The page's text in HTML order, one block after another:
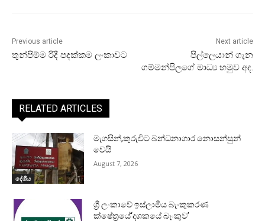
Previous article
තුන්පිම්ම රිදී පදක්කම ලංකාවට
Next article
පිල්ලෙයාන් ගැන
ගම්මන්පිලගේ මාධ්‍ය හමුව අද.
RELATED ARTICLES
දේශීය
මැගසින්,කුරුවිට බන්ධනාගාර නොසන්සුන්
වෙයි
August 7, 2026
ශ්‍රී ලංකාවේ ඉස්ලාමීය බැංකුකරණ
ක්ෂේත්‍රයේ‘දශකයේ බැංකුව’